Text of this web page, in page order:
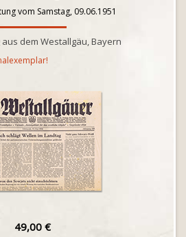
vom Samstag, 09.06.1951
dem Westallgäu, Bayern
49,00 €